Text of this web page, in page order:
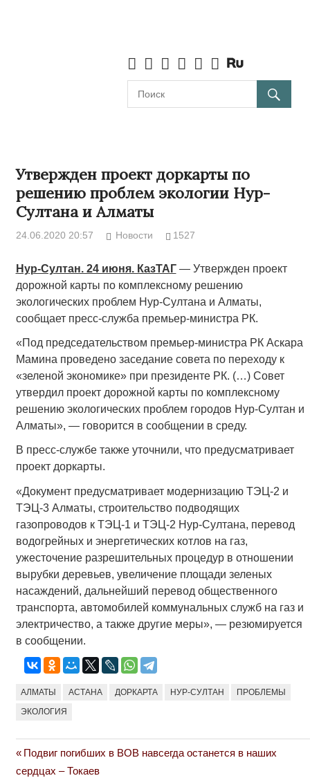
Утвержден проект доркарты по
решению проблем экологии Нур-
Султана и Алматы
24.06.2020 20:57 Новости 1527
Нур-Султан. 24 июня. КазТАГ— Утвержден проект
дорожной карты по комплексному решению
экологических проблем Нур-Султана и Алматы,
сообщает пресс-служба премьер-министра РК.
«Под председательством премьер-министра РК Аскара
Мамина проведено заседание совета по переходу к
«зеленой экономике» при президенте РК. (…) Совет
утвердил проект дорожной карты по комплексному
решению экологических проблем городов Нур-Султан и
Алматы», — говорится в сообщении в среду.
В пресс-службе также уточнили, что предусматривает
проект доркарты.
«Документ предусматривает модернизацию ТЭЦ-2 и
ТЭЦ-3 Алматы, строительство подводящих
газопроводов к ТЭЦ-1 и ТЭЦ-2 Нур-Султана, перевод
водогрейных и энергетических котлов на газ,
ужесточение разрешительных процедур в отношении
вырубки деревьев, увеличение площади зеленых
насаждений, дальнейший перевод общественного
транспорта, автомобилей коммунальных служб на газ и
электричество, а также другие меры», — резюмируется
в сообщении.
АЛМАТЫ АСТАНА ДОРКАРТА НУР-СУЛТАН ПРОБЛЕМЫ
ЭКОЛОГИЯ
Навигация
Previous
Post:
Подвиг погибших в ВОВ навсегда останется в наших
сердцах – Токаев